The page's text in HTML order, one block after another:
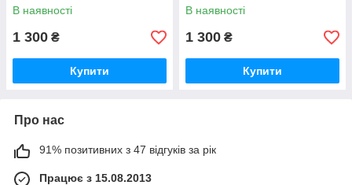
В наявності
1 300 ₴
Купити
В наявності
1 300 ₴
Купити
Про нас
91% позитивних з 47 відгуків за рік
Працює з 15.08.2013